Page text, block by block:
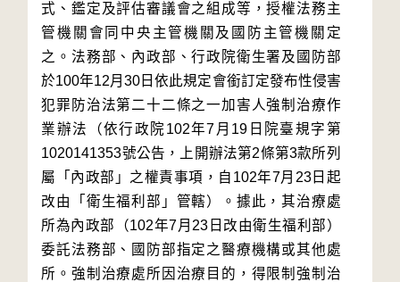
式、鑑定及評估審議會之組成等，授權法務主
管機關會同中央主管機關及國防主管機關定
之。法務部、內政部、行政院衛生署及國防部
於100年12月30日依此規定會銜訂定發布性侵害
犯罪防治法第二十二條之一加害人強制治療作
業辦法（依行政院102年7月19日院臺規字第
1020141353號公告，上開辦法第2條第3款所列
屬「內政部」之權責事項，自102年7月23日起
改由「衛生福利部」管轄）。據此，其治療處
所為內政部（102年7月23日改由衛生福利部）
委託法務部、國防部指定之醫療機構或其他處
所。強制治療處所因治療目的，得限制強制治